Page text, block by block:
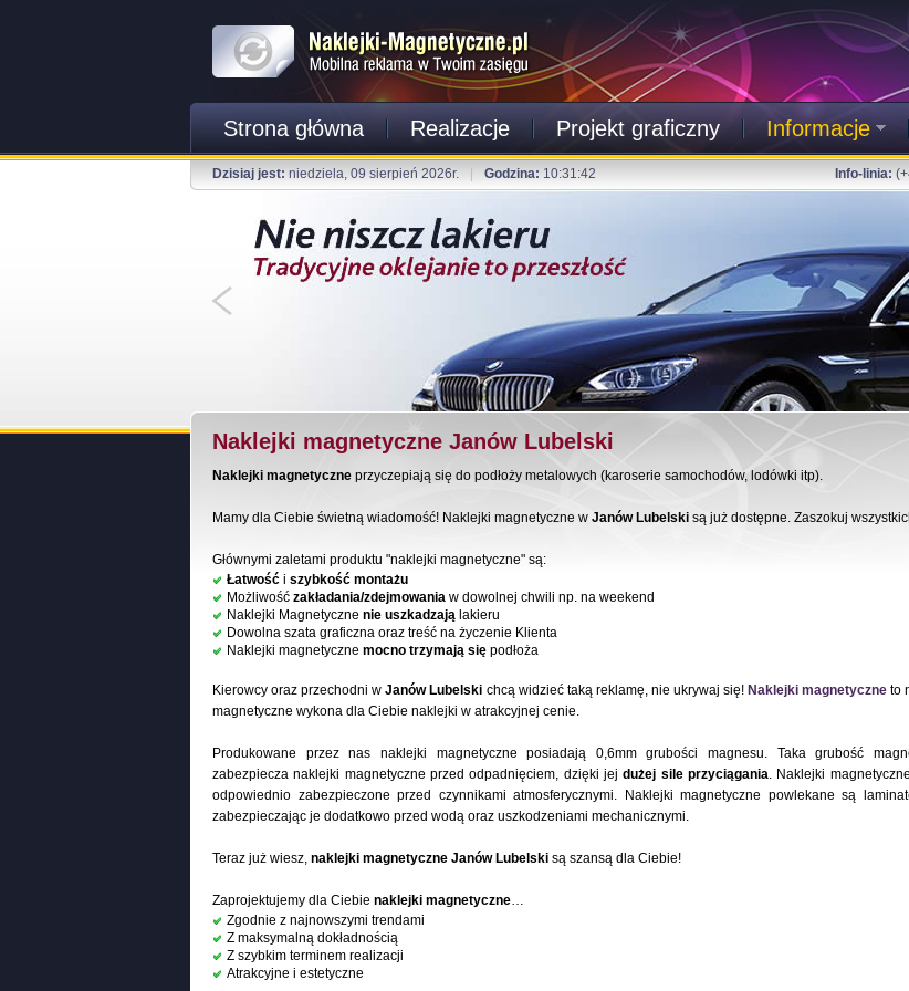
Strona główna Realizacje Projekt graficzny Informacje
Dzisiaj jest: niedziela, 09 sierpień 2026r. Godzina: 10:31:43 Info-linia:
Naklejki magnetyczne Janów Lubelski
Naklejki magnetyczne przyczepiają się do podłoży metalowych (karoserie samochodów, lodówki itp).
Mamy dla Ciebie świetną wiadomość! Naklejki magnetyczne w Janów Lubelski są już dostępne. Zaszokuj
Głównymi zaletami produktu "naklejki magnetyczne" są:
Łatwość i szybkość montażu
Możliwość zakładania/zdejmowania w dowolnej chwili np. na weekend
Naklejki Magnetyczne nie uszkadzają lakieru
Dowolna szata graficzna oraz treść na życzenie Klienta
Naklejki magnetyczne mocno trzymają się podłoża
Kierowcy oraz przechodni wJanów Lubelski chcą widzieć taką reklamę, nie ukrywaj się! Naklejki magnetyczne to
magnetyczne wykona dla Ciebie naklejki w atrakcyjnej cenie.
Produkowane przez nas naklejki magnetyczne posiadają 0,6mm grubości magnesu. Taka grubość
zabezpiecza naklejki magnetyczne przed odpadnięciem, dzięki jejdużej sile przyciągania. Naklejki
odpowiednio zabezpieczone przed czynnikami atmosferycznymi. Naklejki magnetyczne powlekane są
zabezpieczając je dodatkowo przed wodą oraz uszkodzeniami mechanicznymi.
Teraz już wiesz, naklejki magnetyczne Janów Lubelski są szansą dla Ciebie!
Zaprojektujemy dla Ciebie naklejki magnetyczne…
Zgodnie z najnowszymi trendami
Z maksymalną dokładnością
Z szybkim terminem realizacji
Atrakcyjne i estetyczne